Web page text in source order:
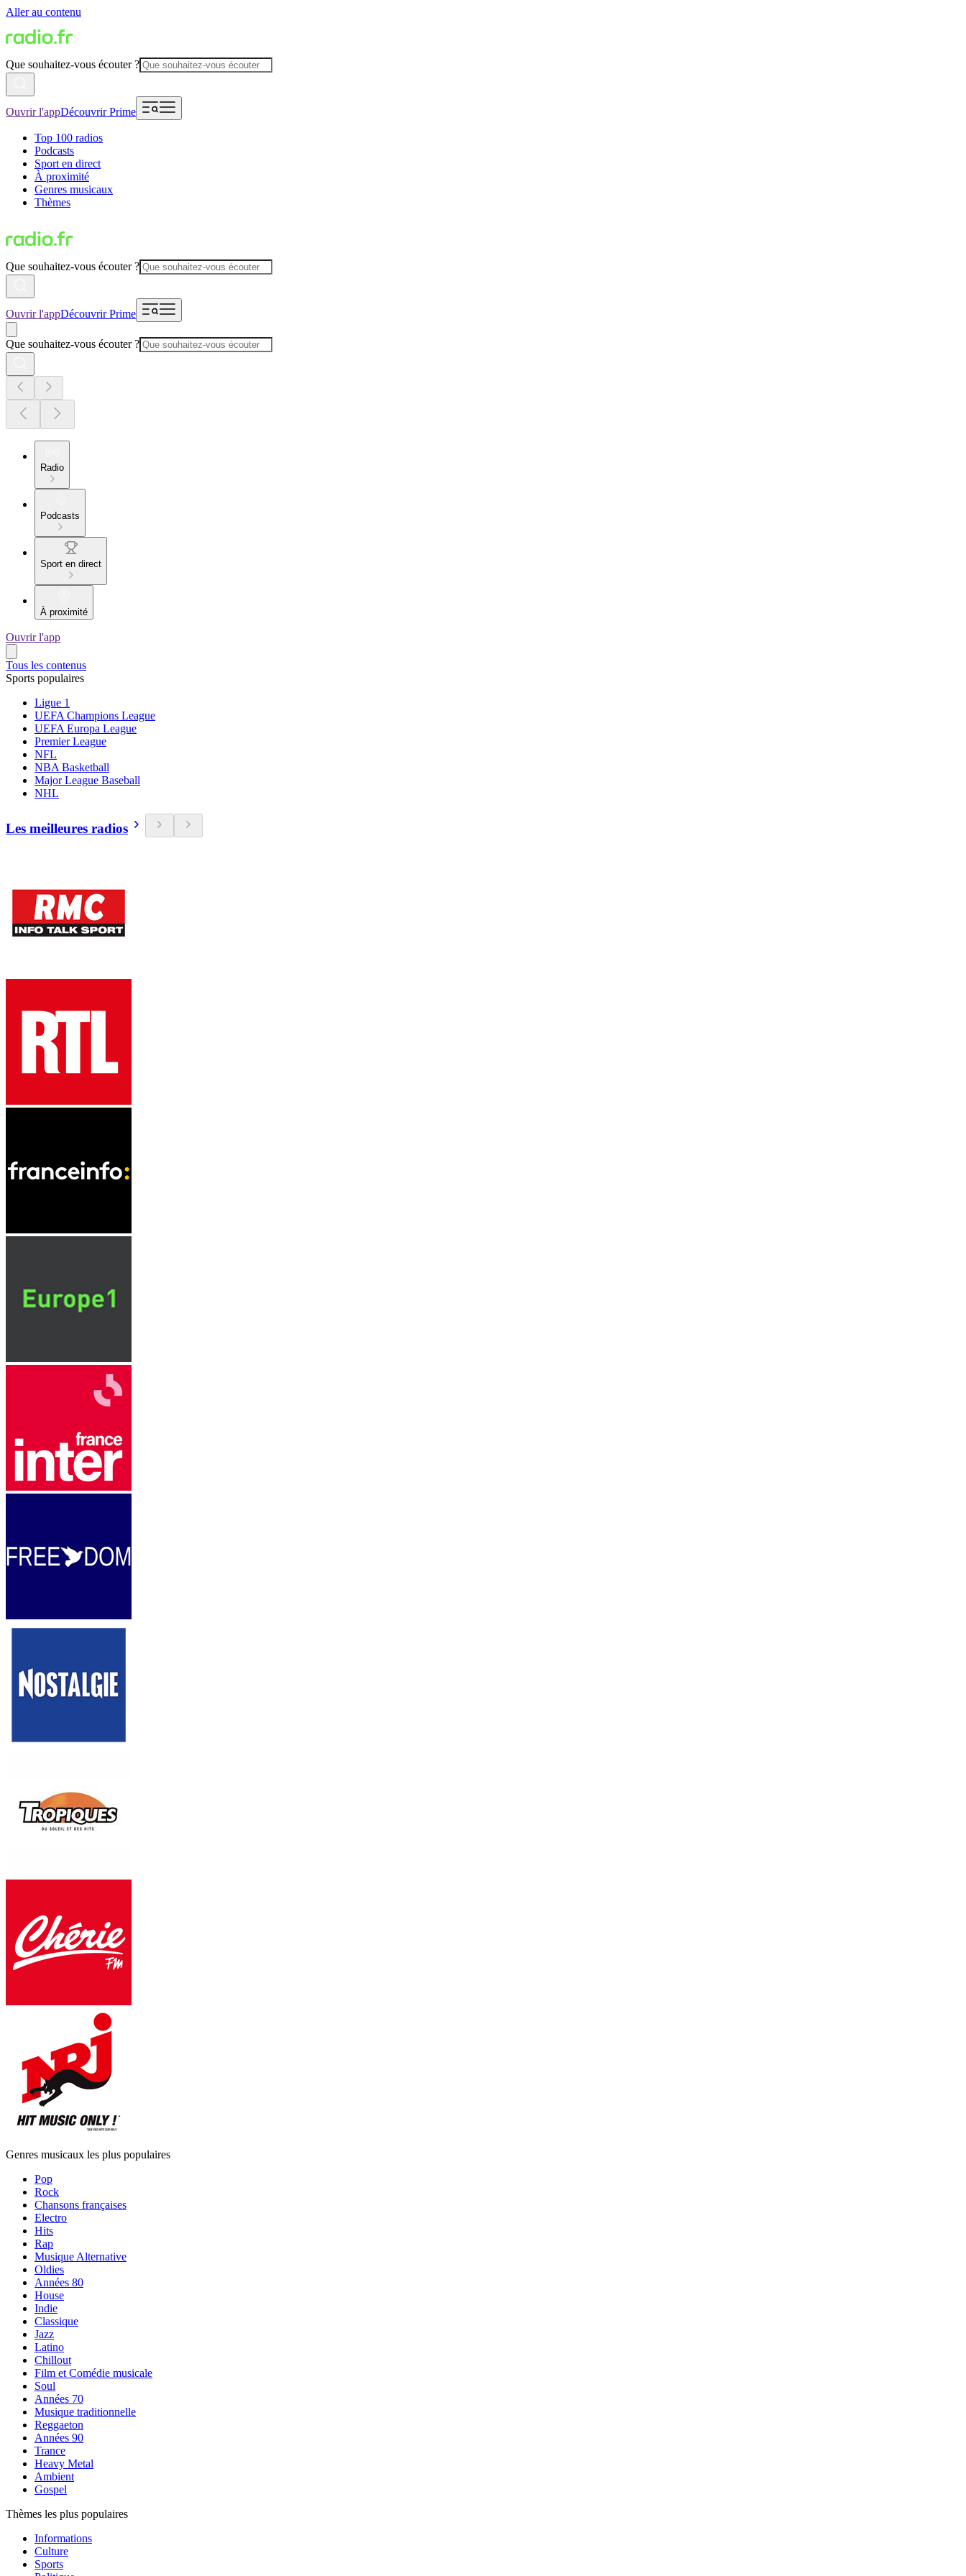
Aller au contenu
Que souhaitez-vous écouter ?
Ouvrir l'appDécouvrir Prime
Top 100 radios
Podcasts
Sport en direct
À proximité
Genres musicaux
Thèmes
Que souhaitez-vous écouter ?
Ouvrir l'appDécouvrir Prime
Que souhaitez-vous écouter ?
Radio
Podcasts
Sport en direct
À proximité
Ouvrir l'app
Tous les contenus
Sports populaires
Ligue 1
UEFA Champions League
UEFA Europa League
Premier League
NFL
NBA Basketball
Major League Baseball
NHL
Les meilleures radios
Genres musicaux les plus populaires
Pop
Rock
Chansons françaises
Electro
Hits
Rap
Musique Alternative
Oldies
Années 80
House
Indie
Classique
Jazz
Latino
Chillout
Film et Comédie musicale
Soul
Années 70
Musique traditionnelle
Reggaeton
Années 90
Trance
Heavy Metal
Ambient
Gospel
Thèmes les plus populaires
Informations
Culture
Sports